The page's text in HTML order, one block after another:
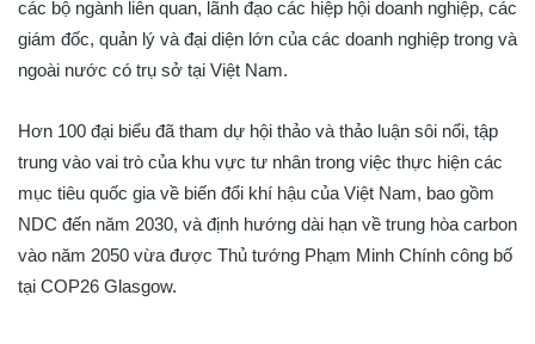
các bộ ngành liên quan, lãnh đạo các hiệp hội doanh nghiệp, các
giám đốc, quản lý và đại diện lớn của các doanh nghiệp trong và
ngoài nước có trụ sở tại Việt Nam.
Hơn 100 đại biểu đã tham dự hội thảo và thảo luận sôi nổi, tập
trung vào vai trò của khu vực tư nhân trong việc thực hiện các
mục tiêu quốc gia về biến đổi khí hậu của Việt Nam, bao gồm
NDC đến năm 2030, và định hướng dài hạn về trung hòa carbon
vào năm 2050 vừa được Thủ tướng Phạm Minh Chính công bố
tại COP26 Glasgow.